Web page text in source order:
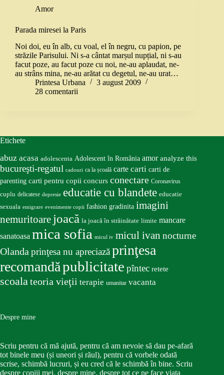
Amor
Parada miresei la Paris
Noi doi, eu în alb, cu voal, el în negru, cu papion, pe
străzile Parisului. Ni s-a cântat marșul nupțial, ni s-au
facut poze, au facut poze cu noi, ne-au aplaudat, ne-
au strâns mina, ne-au arătat cu degetul, ne-au urat…
Printesa Urbana
3 august 2009
28 comentarii
Etichete
abuz acasa adolescenta Adolescent în România amor analyze this
bucureşti-regatul cadouri ca la școală carte carti carti de
parenting carti pentru copii concurs conectare Coronavirus
cuplu delicatese depresie educatie cu blandete educatie
sexuala emigrare evenimente copii fashion gradinita imagini
nemuritoare joacă la joacă în străinătate limite mancare
sanatoasa mica sofia micul iv micul ivan nocturne
Olanda prinţesa nu apreciază prinţesa
recomandăpublicitate pîntec retete
scoala teoria vieţii terapie umanitar vacanta
Despre mine
Scriu pentru că mă ajută, pentru că am nevoie să dau pe-afară
tot binele meu (și uneori și răul), pentru că vorbele odată
scrise, schimbă lucruri, și eu cred că le schimbă în bine. Scriu
despre copiii mei, despre mine, despre tot ce ne face viața